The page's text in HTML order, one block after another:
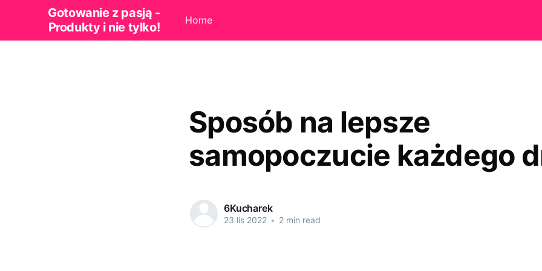
Gotowanie z pasją -
Produkty i nie tylko!
Home
Sposób na lepsze
samopoczucie każdego
6Kucharek
23 lis 2022 • 2 min read